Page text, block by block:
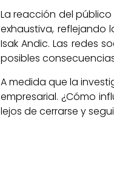
La reacción del
exhaustiva,
Isak Andic. Las redes
posibles
A medida que la
empresarial. ¿Cómo
lejos de cerrarse y